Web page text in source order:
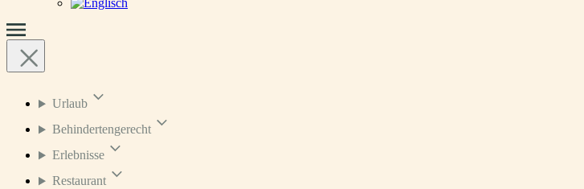
Urlaub
Behindertengerecht
Erlebnisse
Restaurant